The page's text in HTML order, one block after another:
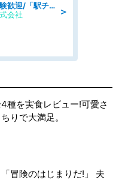
＞
「9月開始」一般事務/未経験歓迎/「駅チカ×18時まで!」残業なし部内の1人事務@1,450円
会社
種を実食レビュー!可愛さ
りで大満足。
「冒険のはじまりだ!」 夫